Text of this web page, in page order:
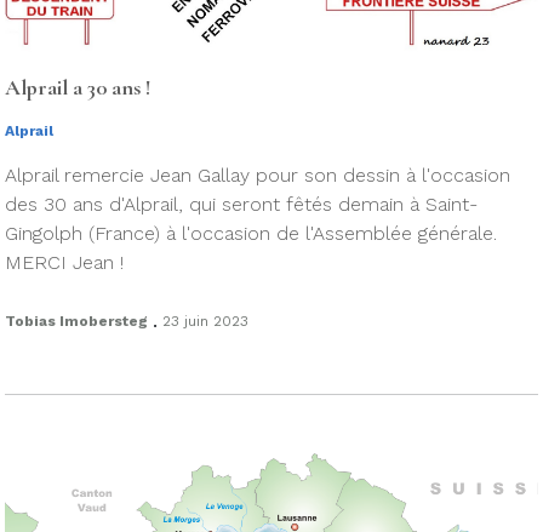
Alprail a 30 ans !
Alprail
Alprail remercie Jean Gallay pour son dessin à l'occasion
des 30 ans d'Alprail, qui seront fêtés demain à Saint-
Gingolph (France) à l'occasion de l'Assemblée générale.
MERCI Jean !
Tobias Imobersteg . 23 juin 2023